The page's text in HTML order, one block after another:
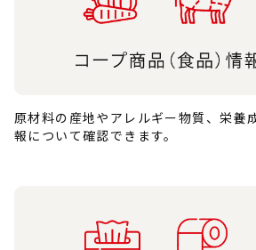
原材料の産地やアレルギー物質、栄養
報について確認できます。